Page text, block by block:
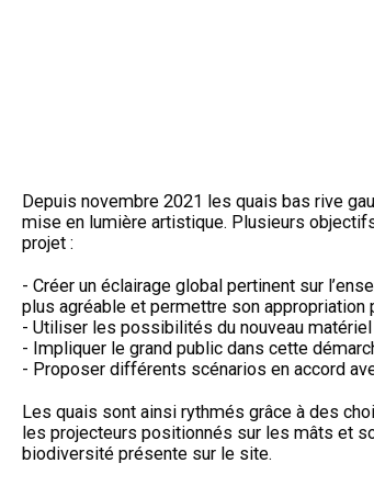
Depuis novembre 2021 les quais bas rive
mise en lumière artistique. Plusieurs
projet :
- Créer un éclairage global pertinent sur
plus agréable et permettre son
- Utiliser les possibilités du nouveau
- Impliquer le grand public dans cette
- Proposer différents scénarios en accord
Les quais sont ainsi rythmés grâce à des
les projecteurs positionnés sur les mâts et
biodiversité présente sur le site.